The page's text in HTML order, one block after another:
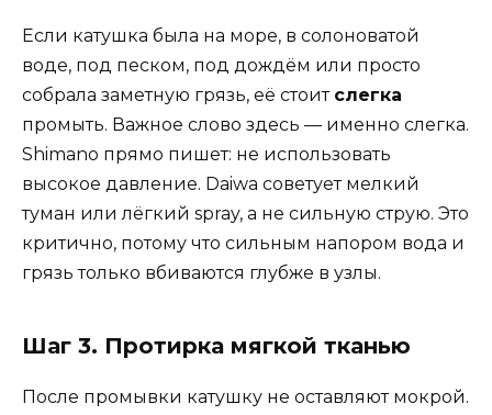
Если катушка была на море, в солоноватой
воде, под песком, под дождём или просто
собрала заметную грязь, её стоит слегка
промыть. Важное слово здесь — именно слегка.
Shimano прямо пишет: не использовать
высокое давление. Daiwa советует мелкий
туман или лёгкий spray, а не сильную струю. Это
критично, потому что сильным напором вода и
грязь только вбиваются глубже в узлы.
Шаг 3. Протирка мягкой тканью
После промывки катушку не оставляют мокрой.